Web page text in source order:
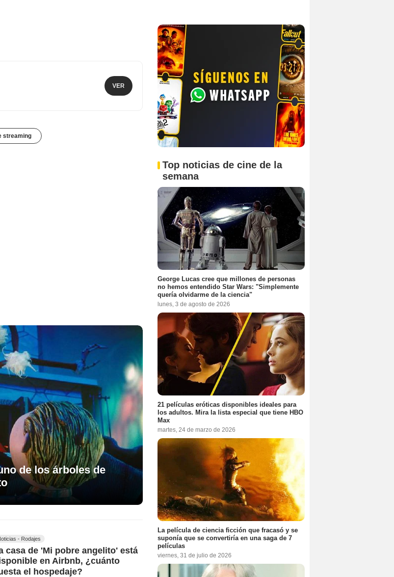
VER
streaming
de los árboles de
- Rodajes
casa de 'Mi pobre angelito' está
en Airbnb, ¿cuánto
el hospedaje?
Top noticias de cine de la
semana
George Lucas cree que millones de personas
no hemos entendido Star Wars: "Simplemente
quería olvidarme de la ciencia"
lunes, 3 de agosto de 2026
21 películas eróticas disponibles ideales para
los adultos. Mira la lista especial que tiene HBO
Max
martes, 24 de marzo de 2026
La película de ciencia ficción que fracasó y se
suponía que se convertiría en una saga de 7
películas
viernes, 31 de julio de 2026